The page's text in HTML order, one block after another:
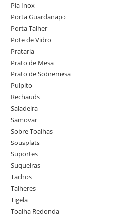
Pia Inox
Porta Guardanapo
Porta Talher
Pote de Vidro
Prataria
Prato de Mesa
Prato de Sobremesa
Pulpito
Rechauds
Saladeira
Samovar
Sobre Toalhas
Sousplats
Suportes
Suqueiras
Tachos
Talheres
Tigela
Toalha Redonda